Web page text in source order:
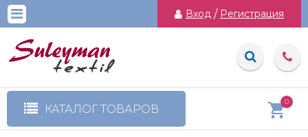
Вход / Регистрация
КАТАЛОГ ТОВАРОВ
0